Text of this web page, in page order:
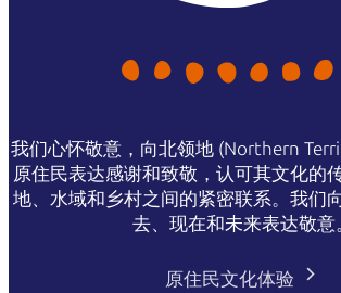
我们心怀敬意，向北领地 (Northern
原住民表达感谢和致敬，认可其文化的
地、水域和乡村之间的紧密联系。我们
去、现在和未来表达敬意
原住民文化体验